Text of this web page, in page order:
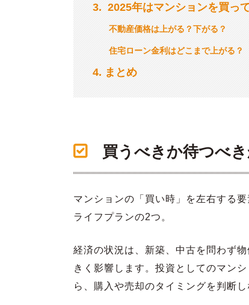
3 2025年はマンションを買っ
不動産価格は上がる？下がる？
住宅ローン金利はどこまで上がる？
4 まとめ
買うべきか待つべ
マンションの「買い時」を左右する
ライフプランの2つ。
経済の状況は、新築、中古を問わず
きく影響します。投資としてのマン
ら、購入や売却のタイミングを判断